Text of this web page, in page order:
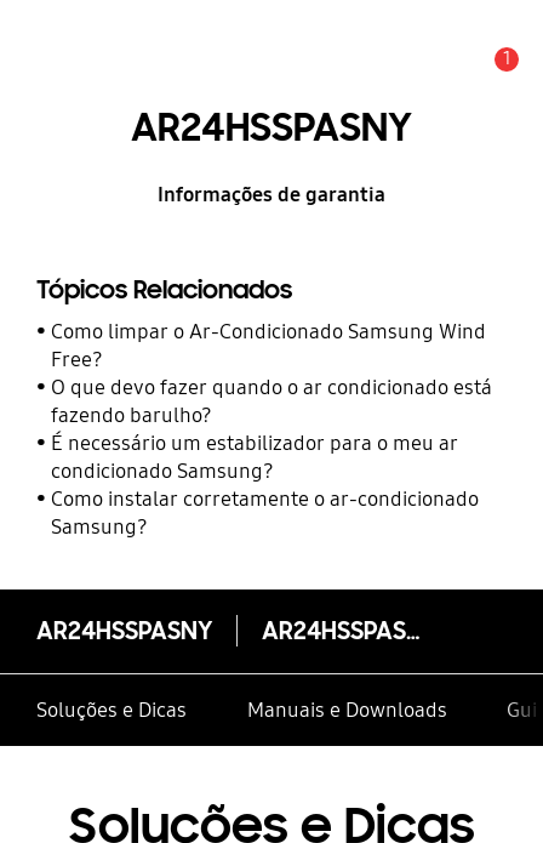
1
AR24HSSPASNY
Informações de garantia
Tópicos Relacionados
Como limpar o Ar-Condicionado Samsung Wind
Free?
O que devo fazer quando o ar condicionado está
fazendo barulho?
É necessário um estabilizador para o meu ar
condicionado Samsung?
Como instalar corretamente o ar-condicionado
Samsung?
AR24HSSPASNY AR24HSSPASNY
Soluções e Dicas Manuais e Downloads
Soluções e Dicas